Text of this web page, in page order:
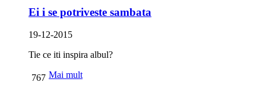
Ei i se potriveste sambata
19-12-2015
Tie ce iti inspira albul?
Mai mult
767